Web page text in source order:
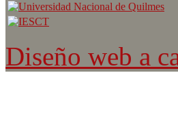
Diseño web a